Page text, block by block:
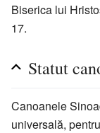
Biserica lui
17.
Statut
Canoanele
universală,